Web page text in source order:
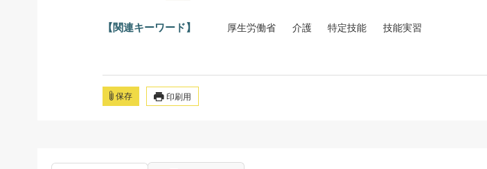
【関連キーワード】 厚生労働省 介護 特定技能 技能実習
保存 印刷用